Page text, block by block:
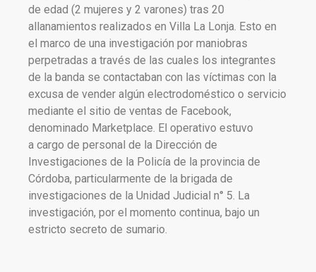
de edad (2 mujeres y 2 varones) tras 20
allanamientos realizados en Villa La Lonja. Esto en
el marco de una investigación por maniobras
perpetradas a través de las cuales los integrantes
de la banda se contactaban con las víctimas con la
excusa de vender algún electrodoméstico o servicio
mediante el sitio de ventas de Facebook,
denominado Marketplace. El operativo estuvo
a cargo de personal de la Dirección de
Investigaciones de la Policía de la provincia de
Córdoba, particularmente de la brigada de
investigaciones de la Unidad Judicial n° 5. La
investigación, por el momento continua, bajo un
estricto secreto de sumario.